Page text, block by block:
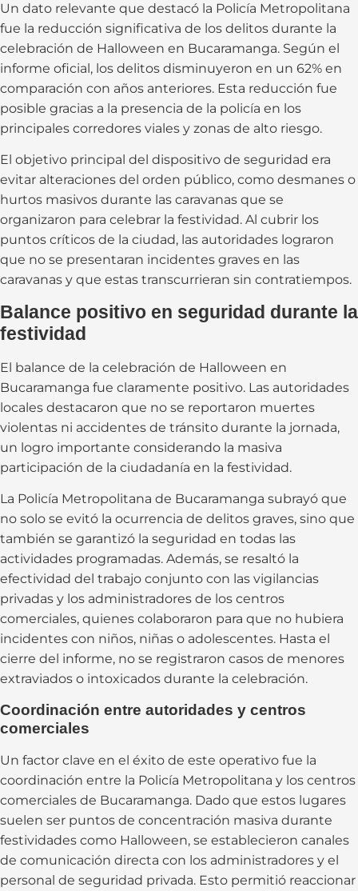
Un dato relevante que destacó la Policía Metropolitana
fue la reducción significativa de los delitos durante la
celebración de Halloween en Bucaramanga. Según el
informe oficial, los delitos disminuyeron en un 62% en
comparación con años anteriores. Esta reducción fue
posible gracias a la presencia de la policía en los
principales corredores viales y zonas de alto riesgo.
El objetivo principal del dispositivo de seguridad era
evitar alteraciones del orden público, como desmanes o
hurtos masivos durante las caravanas que se
organizaron para celebrar la festividad. Al cubrir los
puntos críticos de la ciudad, las autoridades lograron
que no se presentaran incidentes graves en las
caravanas y que estas transcurrieran sin contratiempos.
Balance positivo en seguridad durante la
festividad
El balance de la celebración de Halloween en
Bucaramanga fue claramente positivo. Las autoridades
locales destacaron que no se reportaron muertes
violentas ni accidentes de tránsito durante la jornada,
un logro importante considerando la masiva
participación de la ciudadanía en la festividad.
La Policía Metropolitana de Bucaramanga subrayó que
no solo se evitó la ocurrencia de delitos graves, sino que
también se garantizó la seguridad en todas las
actividades programadas. Además, se resaltó la
efectividad del trabajo conjunto con las vigilancias
privadas y los administradores de los centros
comerciales, quienes colaboraron para que no hubiera
incidentes con niños, niñas o adolescentes. Hasta el
cierre del informe, no se registraron casos de menores
extraviados o intoxicados durante la celebración.
Coordinación entre autoridades y centros
comerciales
Un factor clave en el éxito de este operativo fue la
coordinación entre la Policía Metropolitana y los centros
comerciales de Bucaramanga. Dado que estos lugares
suelen ser puntos de concentración masiva durante
festividades como Halloween, se establecieron canales
de comunicación directa con los administradores y el
personal de seguridad privada. Esto permitió reaccionar